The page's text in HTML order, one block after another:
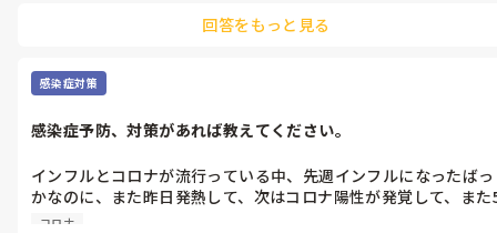
活動を嫌がってやってくれないときは、少しでもできているところ
気が出てくることがあります。
丁寧な言葉を使えたとき、活動がしっかりできている時を見逃さずに
沢山褒めることで、良い行動が増えてくると思います！！
回答をもっと見る
感染症対策
感染症予防、対策があれば教えてください。
インフルとコロナが流行っている中、先週インフルになったばっ
かなのに、また昨日発熱して、次はコロナ陽性が発覚して、また
日間休みになりました。免疫が下がっている状態で移ってしまい
コロナ